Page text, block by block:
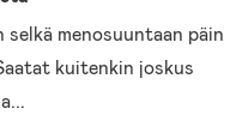
menosuuntaan päin
kuitenkin joskus